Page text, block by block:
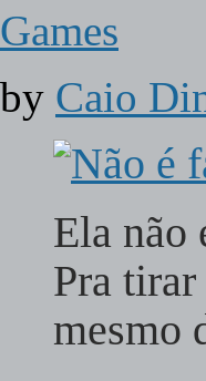
Games
by Caio
Ela não
Pra
mesmo